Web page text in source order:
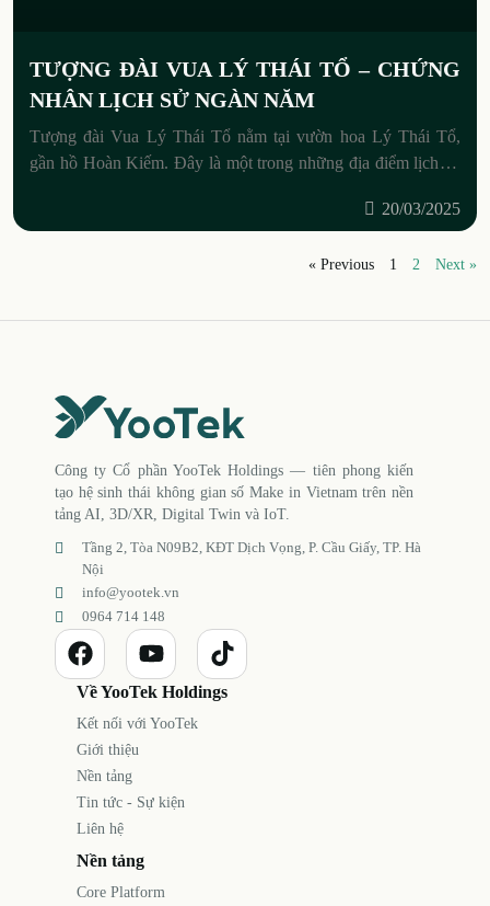
TƯỢNG ĐÀI VUA LÝ THÁI TỔ – CHỨNG
NHÂN LỊCH SỬ NGÀN NĂM
Tượng đài Vua Lý Thái Tổ nằm tại vườn hoa Lý Thái Tổ,
gần hồ Hoàn Kiếm. Đây là một trong những địa điểm lịch sử
20/03/2025
« Previous 1 2 Next »
Công ty Cổ phần YooTek Holdings — tiên phong kiến
tạo hệ sinh thái không gian số Make in Vietnam trên nền
tảng AI, 3D/XR, Digital Twin và IoT.
Tầng 2, Tòa N09B2, KĐT Dịch Vọng, P. Cầu Giấy, TP. Hà
Nội
info@yootek.vn
0964 714 148
Về YooTek Holdings
Kết nối với YooTek
Giới thiệu
Nền tảng
Tin tức - Sự kiện
Liên hệ
Nền tảng
Core Platform